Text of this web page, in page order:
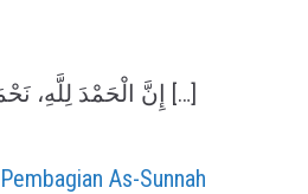
[…]
Pembagian As-Sunnah